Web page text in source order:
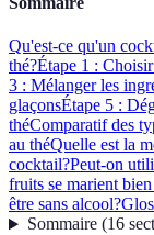
Qu'est-ce qu'un
thé?Étape 1 :
3 : Mélanger les
glaçonsÉtape 5 :
théComparatif des
au théQuelle est la
cocktail?Peut-on
fruits se marient
être sans alcool?
Sommaire(16